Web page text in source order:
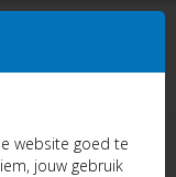
website goed te
jouw gebruik